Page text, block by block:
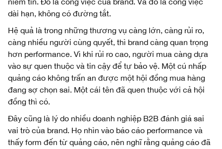
dài hạn, không có đường tắt.
Hệ quả là trong những thương vụ càng lớn, càng rủi ro,
càng nhiều người cùng quyết, thì brand càng quan trọng
hơn performance. Vì khi rủi ro cao, người mua càng dựa
vào sự quen thuộc và tin cậy để tự bảo vệ. Một cú nhấp
quảng cáo không trấn an được một hội đồng mua hàng
đang sợ chọn sai. Một cái tên đã quen thuộc với cả hội
đồng thì có.
Đây cũng là lý do nhiều doanh nghiệp B2B đánh giá sai
vai trò của brand. Họ nhìn vào báo cáo performance và
thấy form đến từ quảng cáo, nên nghĩ rằng quảng cáo đã